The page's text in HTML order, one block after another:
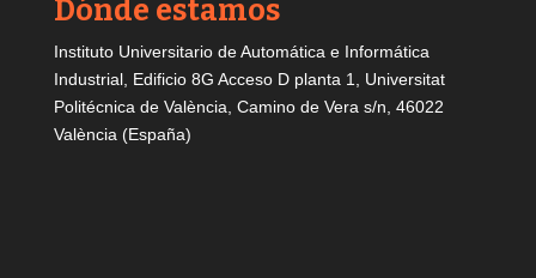
Dónde estamos
Instituto Universitario de Automática e Informática
Industrial, Edificio 8G Acceso D planta 1, Universitat
Politécnica de València, Camino de Vera s/n, 46022
València (España)